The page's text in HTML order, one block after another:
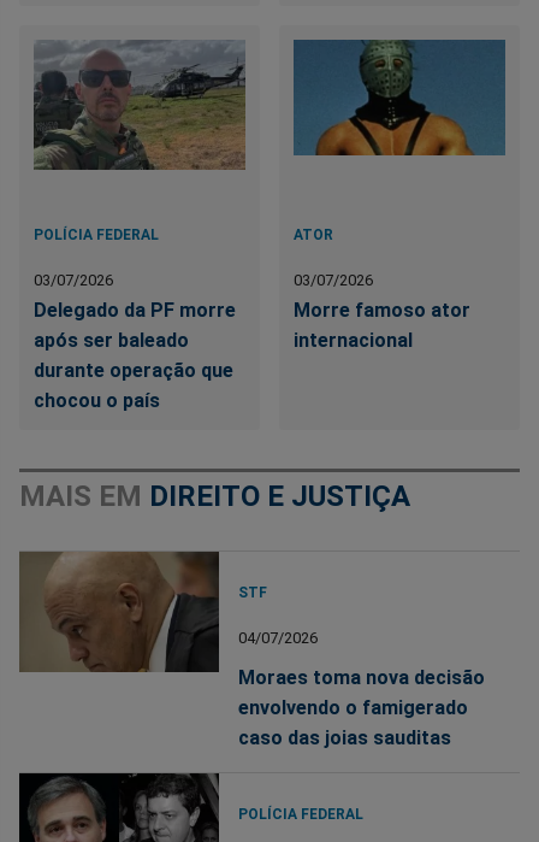
POLÍCIA FEDERAL
03/07/2026
Delegado da PF morre
após ser baleado
durante operação que
chocou o país
ATOR
03/07/2026
Morre famoso ator
internacional
MAIS EM DIREITO E JUSTIÇA
STF
04/07/2026
Moraes toma nova decisão
envolvendo o famigerado
caso das joias sauditas
POLÍCIA FEDERAL